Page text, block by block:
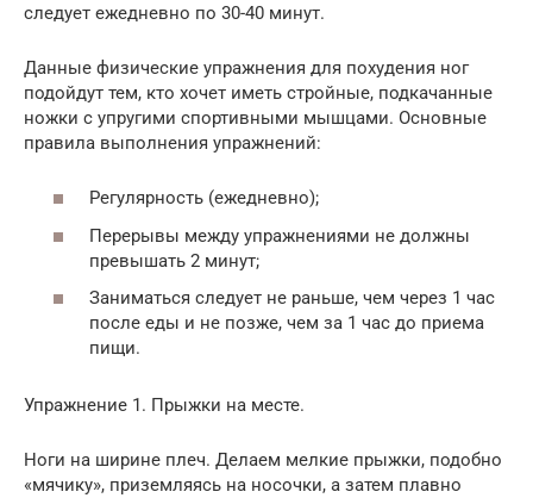
следует ежедневно по 30-40 минут.
Данные физические упражнения для похудения ног
подойдут тем, кто хочет иметь стройные, подкачанные
ножки с упругими спортивными мышцами. Основные
правила выполнения упражнений:
Регулярность (ежедневно);
Перерывы между упражнениями не должны
превышать 2 минут;
Заниматься следует не раньше, чем через 1 час
после еды и не позже, чем за 1 час до приема
пищи.
Упражнение 1. Прыжки на месте.
Ноги на ширине плеч. Делаем мелкие прыжки, подобно
«мячику», приземляясь на носочки, а затем плавно